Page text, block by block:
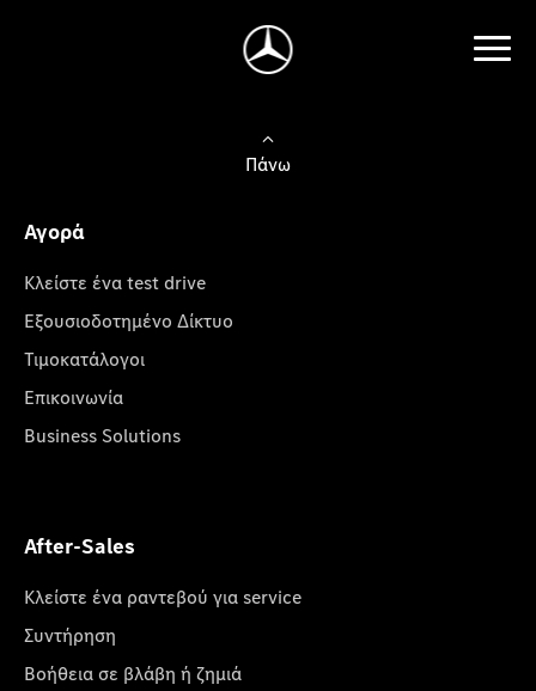
Πάνω
Αγορά
Κλείστε ένα test drive
Εξουσιοδοτημένο Δίκτυο
Τιμοκατάλογοι
Επικοινωνία
Business Solutions
After-Sales
Κλείστε ένα ραντεβού για service
Συντήρηση
Βοήθεια σε βλάβη ή ζημιά